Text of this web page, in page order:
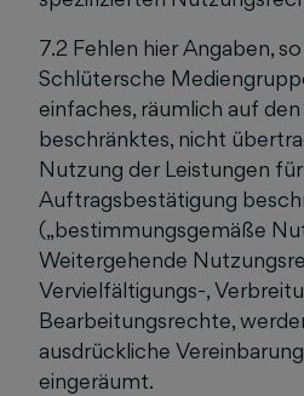
7.2 Fehlen hier Angaben,
Schlütersche
einfaches, räumlich auf
beschränktes, nicht
Nutzung der Leistungen
Auftragsbestätigung
(„bestimmungsgemäße
Weitergehende
Vervielfältigungs-,
Bearbeitungsrechte,
ausdrückliche
eingeräumt.